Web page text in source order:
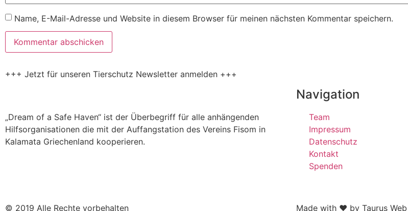
Name, E-Mail-Adresse und Website in diesem Browser für meinen nächsten Kommentar speichern.
+++ Jetzt für unseren Tierschutz Newsletter anmelden +++
„Dream of a Safe Haven“ ist der Überbegriff für alle anhängenden
Hilfsorganisationen die mit der Auffangstation des Vereins Fisom in
Kalamata Griechenland kooperieren.
Navigation
Team
Impressum
Datenschutz
Kontakt
Spenden
© 2019 Alle Rechte vorbehalten Made with ❤ by Taurus